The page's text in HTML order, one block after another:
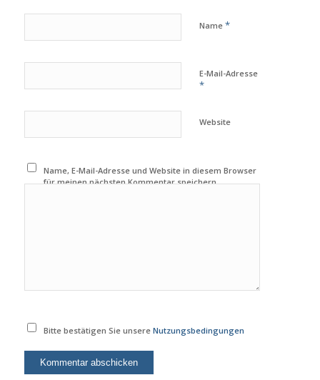
Name *
E-Mail-Adresse
*
Website
Name, E-Mail-Adresse und Website in diesem Browser
für meinen nächsten Kommentar speichern.
Bitte bestätigen Sie unsereNutzungsbedingungen